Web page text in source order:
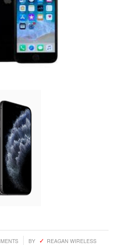
BY REAGAN WIRELESS